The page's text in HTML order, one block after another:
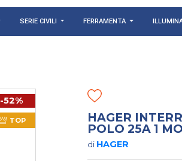
SERIE CIVILI FERRAMENTA
-52%
TOP HAGER
POLO 25A 1
di HAGER